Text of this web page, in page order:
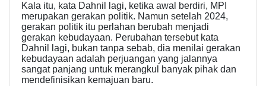
Kala itu, kata Dahnil lagi, ketika awal berdiri, MPI
merupakan gerakan politik. Namun setelah 2024,
gerakan politik itu perlahan berubah menjadi
gerakan kebudayaan. Perubahan tersebut kata
Dahnil lagi, bukan tanpa sebab, dia menilai gerakan
kebudayaan adalah perjuangan yang jalannya
sangat panjang untuk merangkul banyak pihak dan
mendefinisikan kemajuan baru.